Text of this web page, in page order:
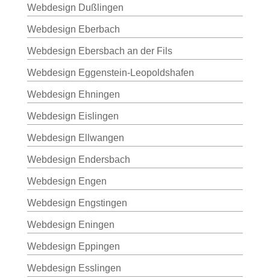
Webdesign Dußlingen
Webdesign Eberbach
Webdesign Ebersbach an der Fils
Webdesign Eggenstein-Leopoldshafen
Webdesign Ehningen
Webdesign Eislingen
Webdesign Ellwangen
Webdesign Endersbach
Webdesign Engen
Webdesign Engstingen
Webdesign Eningen
Webdesign Eppingen
Webdesign Esslingen